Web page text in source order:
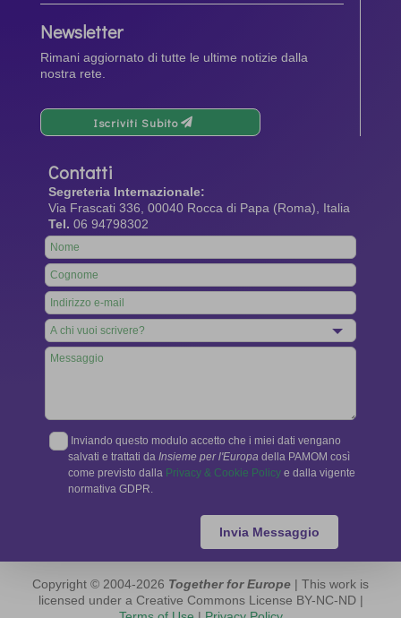
Newsletter
Rimani aggiornato di tutte le ultime notizie dalla
nostra rete.
Iscriviti Subito
Contatti
Segreteria Internazionale:
Via Frascati 336, 00040 Rocca di Papa (Roma), Italia
Tel. 06 94798302
Leave
this
field
blank
Inviando questo modulo accetto che i miei dati vengano
salvati e trattati da Insieme per l'Europa della PAMOM così
come previsto dalla Privacy & Cookie Policy e dalla vigente
normativa GDPR.
Invia Messaggio
Copyright © 2004-2026 Together for Europe | This work is
licensed under a Creative Commons License BY-NC-ND |